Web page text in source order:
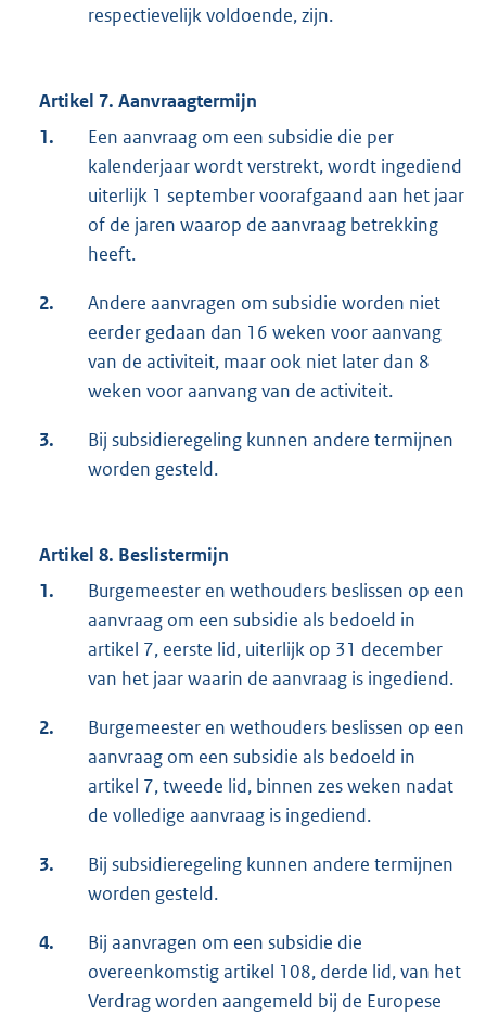
respectievelijk voldoende, zijn.
Artikel 7. Aanvraagtermijn
1.
Een aanvraag om een subsidie die per
kalenderjaar wordt verstrekt, wordt ingediend
uiterlijk 1 september voorafgaand aan het jaar
of de jaren waarop de aanvraag betrekking
heeft.
2.
Andere aanvragen om subsidie worden niet
eerder gedaan dan 16 weken voor aanvang
van de activiteit, maar ook niet later dan 8
weken voor aanvang van de activiteit.
3.
Bij subsidieregeling kunnen andere termijnen
worden gesteld.
Artikel 8. Beslistermijn
1.
Burgemeester en wethouders beslissen op een
aanvraag om een subsidie als bedoeld in
artikel 7, eerste lid, uiterlijk op 31 december
van het jaar waarin de aanvraag is ingediend.
2.
Burgemeester en wethouders beslissen op een
aanvraag om een subsidie als bedoeld in
artikel 7, tweede lid, binnen zes weken nadat
de volledige aanvraag is ingediend.
3.
Bij subsidieregeling kunnen andere termijnen
worden gesteld.
4.
Bij aanvragen om een subsidie die
overeenkomstig artikel 108, derde lid, van het
Verdrag worden aangemeld bij de Europese